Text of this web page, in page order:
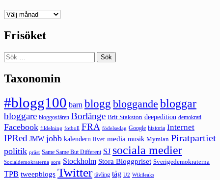
Deepedition
Frisöket
Sök
efter:
Taxonomin
#blogg100 barn blogg bloggande bloggar
bloggare bloggosfären Borlänge Brit Stakston deepedition demokrati
Facebook fildelning fotboll FRA födelsedag Google historia Internet
IPRed JMW jobb kalendern livet media musik Mymlan Piratpartiet
politik präst Same Same But Different SJ sociala medier
Socialdemokraterna sorg Stockholm Stora Bloggpriset Sverigedemokraterna
TPB tweepblogs Twitter tävling tåg U2 Wikileaks